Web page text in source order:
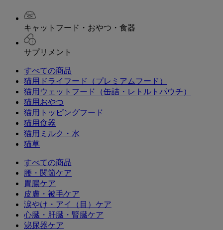
キャットフード・おやつ・食器
サプリメント
すべての商品
猫用ドライフード（プレミアムフード）
猫用ウェットフード（缶詰・レトルトパウチ）
猫用おやつ
猫用トッピングフード
猫用食器
猫用ミルク・水
猫草
すべての商品
腰・関節ケア
胃腸ケア
皮膚・被毛ケア
涙やけ・アイ（目）ケア
心臓・肝臓・腎臓ケア
泌尿器ケア